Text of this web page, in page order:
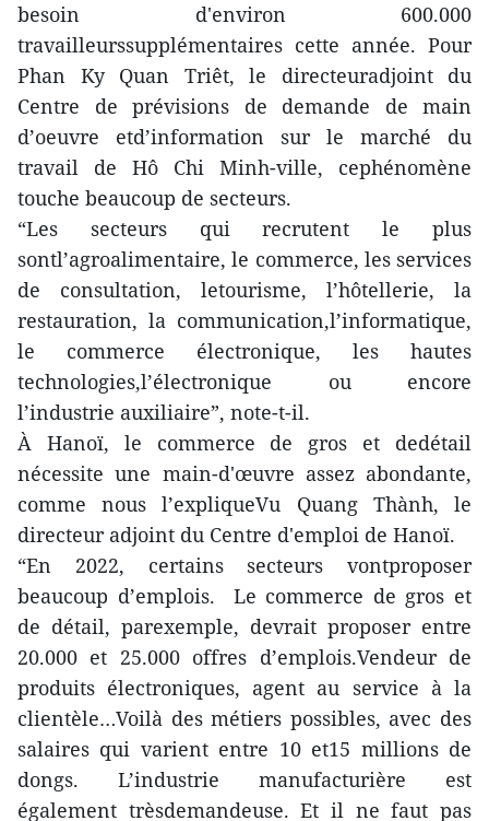
besoin d'environ 600.000
travailleurssupplémentaires cette année. Pour
Phan Ky Quan Triêt, le directeuradjoint du
Centre de prévisions de demande de main
d’oeuvre etd’information sur le marché du
travail de Hô Chi Minh-ville, cephénomène
touche beaucoup de secteurs.
“Les secteurs qui recrutent le plus
sontl’agroalimentaire, le commerce, les services
de consultation, letourisme, l’hôtellerie, la
restauration, la communication,l’informatique,
le commerce électronique, les hautes
technologies,l’électronique ou encore
l’industrie auxiliaire”, note-t-il.
À Hanoï, le commerce de gros et dedétail
nécessite une main-d'œuvre assez abondante,
comme nous l’expliqueVu Quang Thành, le
directeur adjoint du Centre d'emploi de Hanoï.
“En 2022, certains secteurs vontproposer
beaucoup d’emplois. Le commerce de gros et
de détail, parexemple, devrait proposer entre
20.000 et 25.000 offres d’emplois.Vendeur de
produits électroniques, agent au service à la
clientèle…Voilà des métiers possibles, avec des
salaires qui varient entre 10 et15 millions de
dongs. L’industrie manufacturière est
également trèsdemandeuse. Et il ne faut pas